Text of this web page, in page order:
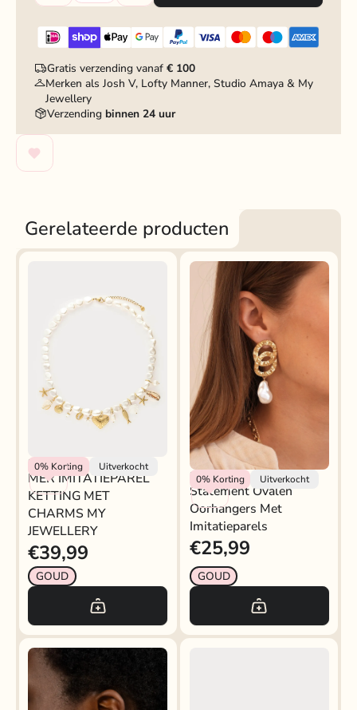
Gratis verzending vanaf€ 100
Merken als Josh V, Lofty Manner, Studio Amaya & My
Jewellery
Verzendingbinnen 24 uur
Gerelateerde producten
0% Korting Uitverkocht
My Jewellery
MER IMITATIEPAREL
KETTING MET
CHARMS MY
JEWELLERY
€39,99
GOUD
0%Korting Uitverkocht
My Jewellery
Statement Ovalen
Oorhangers Met
Imitatieparels
€25,99
GOUD